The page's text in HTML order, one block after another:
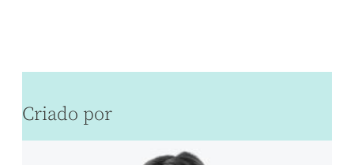
Criado por